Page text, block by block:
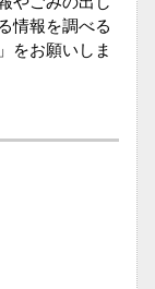
情報を調べる
をお願いしま